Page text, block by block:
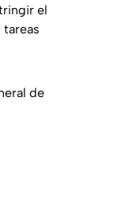
el
tareas
de